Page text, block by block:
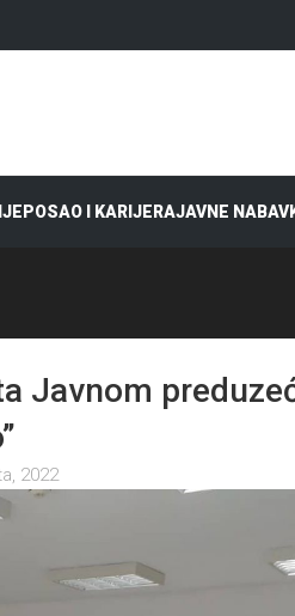
POSAO I KARIJERAJAVNE
Javnom
2022